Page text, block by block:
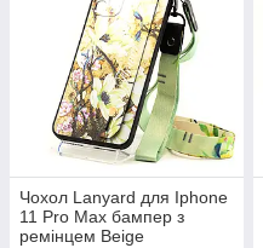
Чохол Lanyard для Iphone
11 Pro Max бампер з
ремінцем Beige